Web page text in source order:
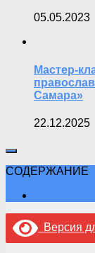
05.05.2023
Мастер-
Самара»
22.12.2025
СОДЕРЖАНИЕ
Версия